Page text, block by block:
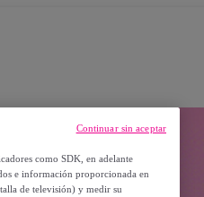
como SDK, en adelante
e información proporcionada en
de televisión) y medir su
Continuar sin aceptar